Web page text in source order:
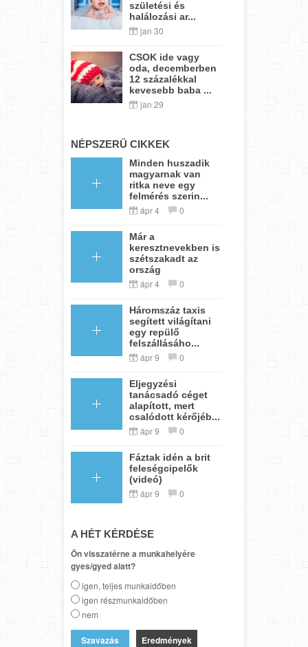
születési és
halálozási ar...
jan 30
CSOK ide vagy
oda, decemberben
12 százalékkal
kevesebb baba ...
jan 29
NÉPSZERŰ CIKKEK
Minden huszadik
magyarnak van
ritka neve egy
felmérés szerin...
ápr 4 0
Már a
keresztnevekben is
szétszakadt az
ország
ápr 4 0
Háromszáz taxis
segített világítani
egy repülő
felszállásáho...
ápr 9 0
Eljegyzési
tanácsadó céget
alapított, mert
csalódott kérőjéb...
ápr 9 0
Fáztak idén a brit
feleségcipelők
(videó)
ápr 9 0
A HÉT KÉRDÉSE
Ön visszatérne a munkahelyére
gyes/gyed alatt?
igen, teljes munkaidőben
igen részmunkaidőben
nem
Eredmények